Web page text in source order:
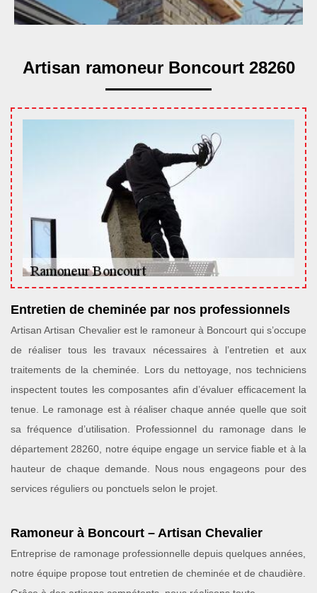
Artisan ramoneur Boncourt 28260
Entretien de cheminée par nos professionnels
Artisan Artisan Chevalier est le ramoneur à Boncourt qui s’occupe
de réaliser tous les travaux nécessaires à l’entretien et aux
traitements de la cheminée. Lors du nettoyage, nos techniciens
inspectent toutes les composantes afin d’évaluer efficacement la
tenue. Le ramonage est à réaliser chaque année quelle que soit
sa fréquence d’utilisation. Professionnel du ramonage dans le
département 28260, notre équipe engage un service fiable et à la
hauteur de chaque demande. Nous nous engageons pour des
services réguliers ou ponctuels selon le projet.
Ramoneur à Boncourt – Artisan Chevalier
Entreprise de ramonage professionnelle depuis quelques années,
notre équipe propose tout entretien de cheminée et de chaudière.